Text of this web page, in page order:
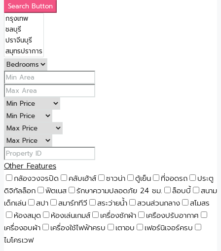
Search Button
Other Features
กล้องวงจรปิด
คลับเฮ้าส์ ซาวน่า ตู้เย็น ที่จอดรถ
ประตู
ดิจิทัลล็อก
ฟิตเนส รักษาความปลอดภัย 24 ชม. ล็อบบี้
สนาม
เด็กเล่น
สปา สมาร์ททีวี สระว่ายน้ำ สวนส่วนกลาง
สโมสร
ห้องสมุด
ห้องเล่นเกมส์ เครื่องซักผ้า
เครืองปรับอากาศ
เครื่องอบผ้า
เครื่องใช้ไฟฟ้าครบ เตาอบ
เฟอร์นิเจอร์ครบ
ไมโครเวฟ